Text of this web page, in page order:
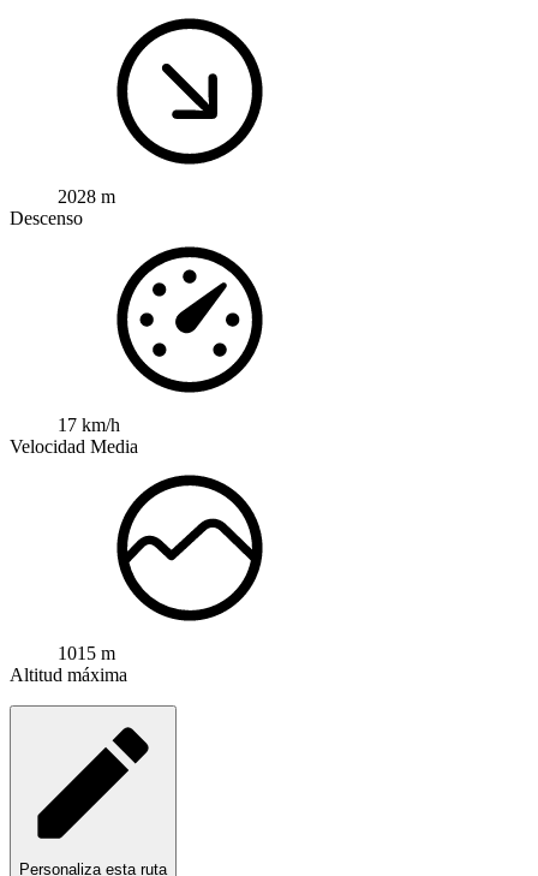
2028 m
Descenso
17 km/h
Velocidad Media
1015 m
Altitud máxima
Personaliza esta ruta